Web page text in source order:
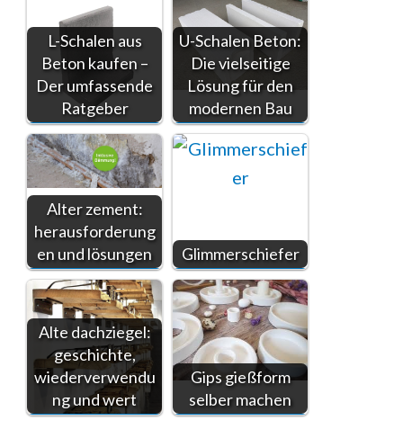
L-Schalen aus
Beton kaufen –
Der umfassende
Ratgeber
U-Schalen Beton:
Die vielseitige
Lösung für den
modernen Bau
Alter zement:
herausforderung
en und lösungen
Glimmerschiefer
Alte dachziegel:
geschichte,
wiederverwendu
ng und wert
Gips gießform
selber machen